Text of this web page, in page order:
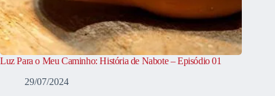
Luz Para o Meu Caminho: História de Nabote – Episódio 01
29/07/2024